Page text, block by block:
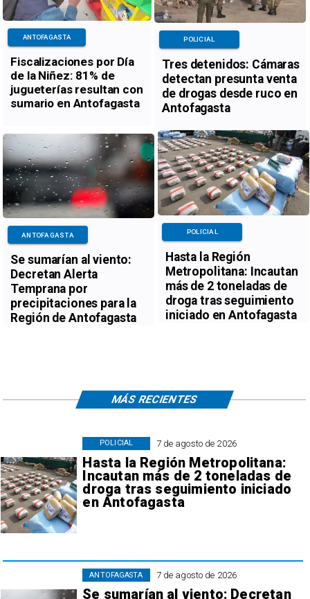
Fiscalizaciones por Día
de la Niñez: 81% de
jugueterías resultan con
sumario en Antofagasta
ANTOFAGASTA
Tres detenidos: Cámaras
detectan presunta venta
de drogas desde ruco en
Antofagasta
POLICIAL
Se sumarían al viento:
Decretan Alerta
Temprana por
precipitaciones para la
Región de Antofagasta
ANTOFAGASTA
Hasta la Región
Metropolitana: Incautan
más de 2 toneladas de
droga tras seguimiento
iniciado en Antofagasta
POLICIAL
7 de agosto de 2026
Hasta la Región Metropolitana:
Incautan más de 2 toneladas de
droga tras seguimiento iniciado
en Antofagasta
POLICIAL
7 de agosto de 2026
Se sumarían al viento: Decretan
ANTOFAGASTA
MÁS RECIENTES